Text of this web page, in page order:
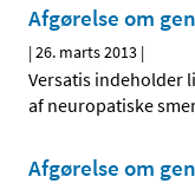
Afgørelse om
|26. marts 2013 |
Versatis indeholder
af neuropatiske
Afgørelse om